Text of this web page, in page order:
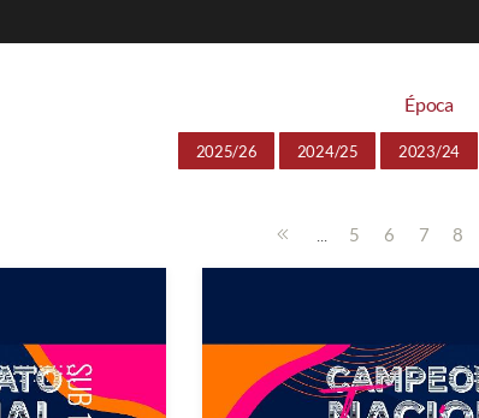
Época
2025/26 2024/25 2023/24
... 5 6 7 8